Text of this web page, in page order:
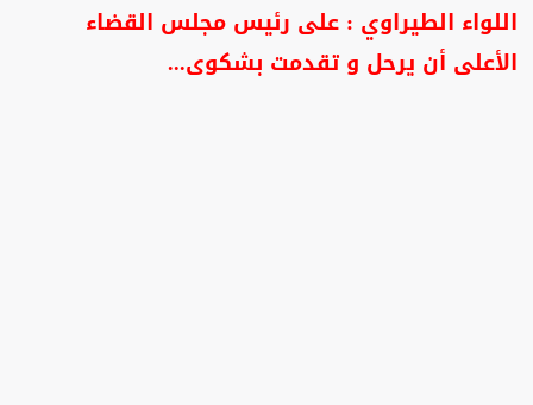
اللواء الطيراوي : على رئيس مجلس القضاء
الأعلى أن يرحل و تقدمت بشكوى...